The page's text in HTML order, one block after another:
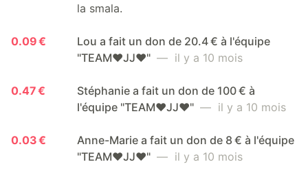
la smala.
0.09 €
Lou a fait un don de 20.4 € à l'équipe
"TEAM❤️JJ❤️" — il y a 10 mois
0.47 €
Stéphanie a fait un don de 100 € à
l'équipe "TEAM❤️JJ❤️" — il y a 10 mois
0.03 €
Anne-Marie a fait un don de 8 € à l'équipe
"TEAM❤️JJ❤️" — il y a 10 mois